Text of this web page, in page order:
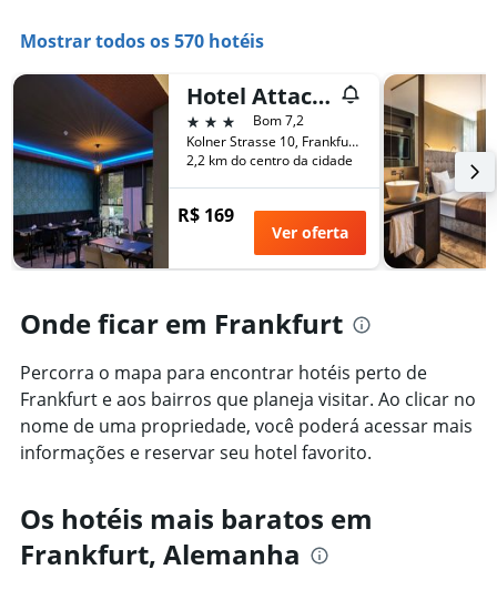
um
neste
semana
encontrado
nos
últimos
3
dias
X
exibindo
número
dias
antes
da
estadia
O
gráfico
eixo
exibindo
o
preço
médio
de
Mostrar todos os 570 hotéis
Hotel Attaché
3 estrelasBom 7,2
Kolner Strasse 10, Frankfurt Am Main, Frankfurt, Hesse, Alemanha
2,2 km do centro da cidade
R$ 169
Ver oferta
Onde ficar em Frankfurt
Percorra o mapa para encontrar hotéis perto de
Frankfurt e aos bairros que planeja visitar. Ao clicar no
nome de uma propriedade, você poderá acessar mais
informações e reservar seu hotel favorito.
Os hotéis mais baratos em
Frankfurt, Alemanha